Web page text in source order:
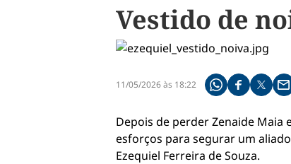
Vestido de
11/05/2026 às 18:22 Compartilhe pelo
Depois de perder Zenaide Maia
esforços para segurar um
Ezequiel Ferreira de Souza.